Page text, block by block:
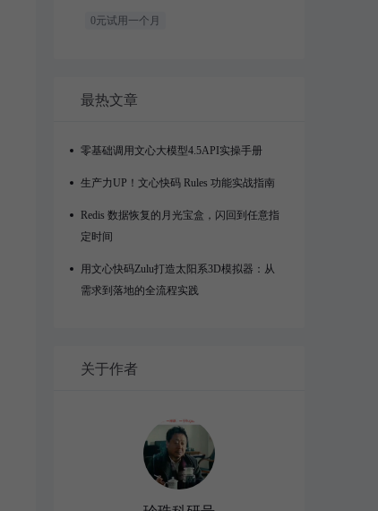
0元试用一个月
最热文章
零基础调用文心大模型4.5API实操手册
生产力UP！文心快码 Rules 功能实战指南
Redis 数据恢复的月光宝盒，闪回到任意指
定时间
用文心快码Zulu打造太阳系3D模拟器：从
需求到落地的全流程实践
关于作者